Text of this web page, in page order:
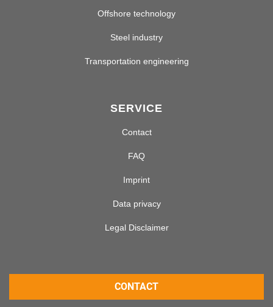
Offshore technology
Steel industry
Transportation engineering
SERVICE
Contact
FAQ
Imprint
Data privacy
Legal Disclaimer
CONTACT